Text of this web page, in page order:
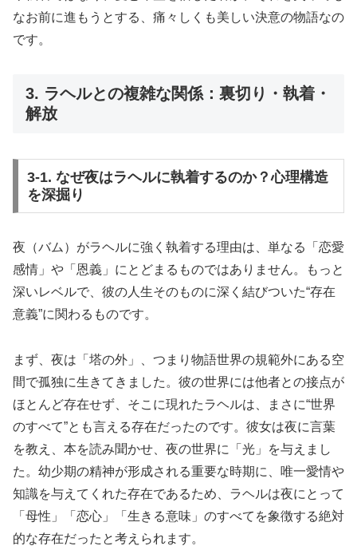
なお前に進もうとする、痛々しくも美しい決意の物語なの
です。
3. ラヘルとの複雑な関係：裏切り・執着・
解放
3-1. なぜ夜はラヘルに執着するのか？心理構造
を深掘り
夜（バム）がラヘルに強く執着する理由は、単なる「恋愛
感情」や「恩義」にとどまるものではありません。もっと
深いレベルで、彼の人生そのものに深く結びついた“存在
意義”に関わるものです。
まず、夜は「塔の外」、つまり物語世界の規範外にある空
間で孤独に生きてきました。彼の世界には他者との接点が
ほとんど存在せず、そこに現れたラヘルは、まさに“世界
のすべて”とも言える存在だったのです。彼女は夜に言葉
を教え、本を読み聞かせ、夜の世界に「光」を与えまし
た。幼少期の精神が形成される重要な時期に、唯一愛情や
知識を与えてくれた存在であるため、ラヘルは夜にとって
「母性」「恋心」「生きる意味」のすべてを象徴する絶対
的な存在だったと考えられます。